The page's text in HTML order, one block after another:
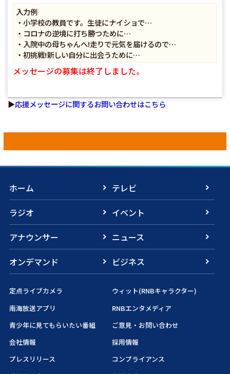
入力例
・小学校の教員です。生徒にナイショで…
・コロナの逆境に打ち勝つために…
・入院中の母ちゃんへ!走りで元気を届けるので…
・初挑戦!新しい自分に出会うために…
メッセージの募集は終了しました。
▶応援メッセージに関するお問い合わせはこちら
ホーム
テレビ
ラジオ
イベント
アナウンサー
ニュース
オンデマンド
ビジネス
定点ライブカメラ
ウィット(RNBキャラクター)
南海放送アプリ
RNBエンタメディア
青少年に見てもらいたい番組
ご意見・お問い合わせ
会社情報
採用情報
プレスリリース
コンプライアンス